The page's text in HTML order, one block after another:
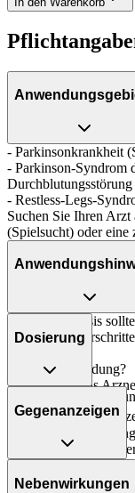
- Parkinsonkrankheit
- Parkinson-Syndrom
- Restless-Legs-
Suchen Sie Ihren
(Spielsucht) oder eine
Die Gesamtdosis
Apotheker
Art der Anwendung?
Nehmen Sie das
Dauer der
Die
und/oder Dauer der
Arzt bestimmt.
Dosierung
Parkinsonkrankheit
Personenkreis
25 Jahren
1/
Gegenanzeigen
Was spricht gegen
Nebenwirkungen